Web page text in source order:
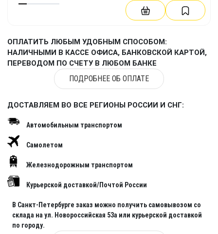
ОПЛАТИТЬ ЛЮБЫМ УДОБНЫМ СПОСОБОМ:
НАЛИЧНЫМИ В КАССЕ ОФИСА, БАНКОВСКОЙ КАРТОЙ,
ПЕРЕВОДОМ ПО СЧЕТУ В ЛЮБОМ БАНКЕ
ПОДРОБНЕЕ ОБ ОПЛАТЕ
ДОСТАВЛЯЕМ ВО ВСЕ РЕГИОНЫ РОССИИ И СНГ:
Автомобильным транспортом
Самолетом
Железнодорожным транспортом
Курьерской доставкой/Почтой России
В Санкт-Петербурге заказ можно получить самовывозом со
склада на ул. Новороссийская 53а или курьерской доставкой
по городу.